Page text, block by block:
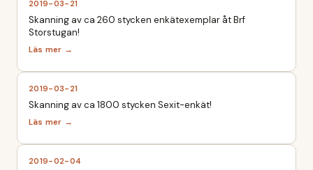
2019-03-21
Skanning av ca 260 stycken enkätexemplar åt Brf
Storstugan!
2019-03-21
Skanning av ca 1800 stycken Sexit-enkät!
2019-02-04